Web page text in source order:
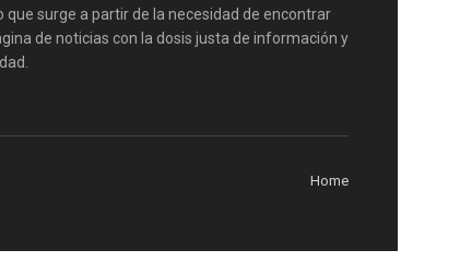
que surge a partir de la necesidad de encontrar
de noticias con la dosis justa de información y
Home